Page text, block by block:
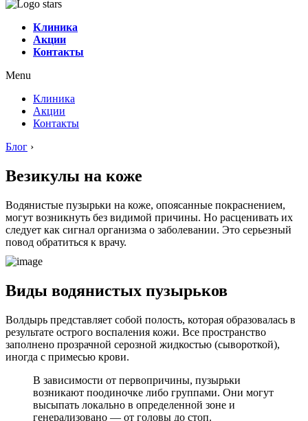
Клиника
Акции
Контакты
Menu
Клиника
Акции
Контакты
Блог ›
Везикулы на коже
Водянистые пузырьки на коже, опоясанные покраснением,
могут возникнуть без видимой причины. Но расценивать их
следует как сигнал организма о заболевании. Это серьезный
повод обратиться к врачу.
Виды водянистых пузырьков
Волдырь представляет собой полость, которая образовалась в
результате острого воспаления кожи. Все пространство
заполнено прозрачной серозной жидкостью (сывороткой),
иногда с примесью крови.
В зависимости от первопричины, пузырьки
возникают поодиночке либо группами. Они могут
высыпать локально в определенной зоне и
генерализовано — от головы до стоп.